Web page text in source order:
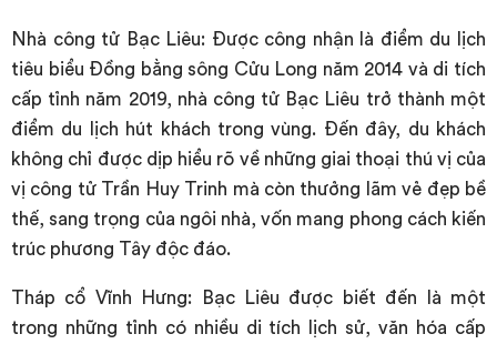
Nhà công tử Bạc Liêu: Được công nhận là điểm du lịch
tiêu biểu Đồng bằng sông Cửu Long năm 2014 và di tích
cấp tỉnh năm 2019, nhà công tử Bạc Liêu trở thành một
điểm du lịch hút khách trong vùng. Đến đây, du khách
không chỉ được dịp hiểu rõ về những giai thoại thú vị của
vị công tử Trần Huy Trinh mà còn thưởng lãm vẻ đẹp bề
thế, sang trọng của ngôi nhà, vốn mang phong cách kiến
trúc phương Tây độc đáo.
Tháp cổ Vĩnh Hưng: Bạc Liêu được biết đến là một
trong những tỉnh có nhiều di tích lịch sử, văn hóa cấp